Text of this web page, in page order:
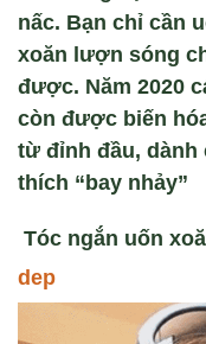
nấc. Bạn chỉ cần
xoăn lượn sóng
được. Năm 2020
còn được biến
từ đỉnh đầu, dành
thích “bay nhảy”
Tóc ngắn uốn
dep